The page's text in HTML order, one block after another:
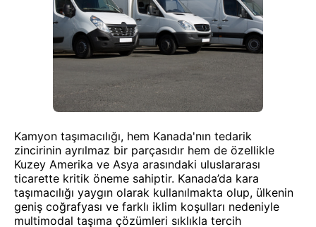
Kamyon taşımacılığı, hem Kanada'nın tedarik
zincirinin ayrılmaz bir parçasıdır hem de özellikle
Kuzey Amerika ve Asya arasındaki uluslararası
ticarette kritik öneme sahiptir. Kanada’da kara
taşımacılığı yaygın olarak kullanılmakta olup, ülkenin
geniş coğrafyası ve farklı iklim koşulları nedeniyle
multimodal taşıma çözümleri sıklıkla tercih